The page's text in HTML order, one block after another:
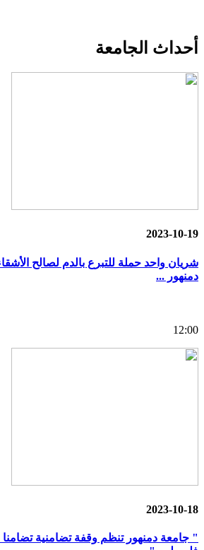
أحداث الجامعة
2023-10-19
شريان واحد حملة للتبرع بالدم لصالح
دمنهور ...
12:00
2023-10-18
" جامعة دمنهور تنظم وقفة تضامنية تضامنا